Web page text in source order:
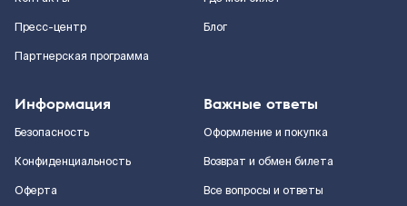
Пресс-центр
Партнерская программа
Блог
Информация
Безопасность
Конфиденциальность
Оферта
Важные ответы
Оформление и покупка
Возврат и обмен билета
Все вопросы и ответы